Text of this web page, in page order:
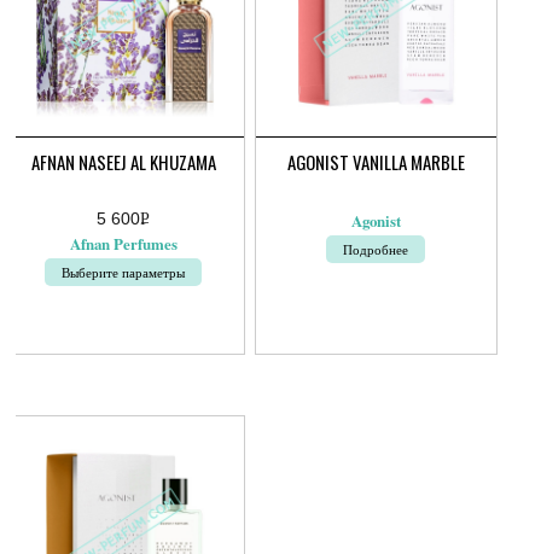
AFNAN NASEEJ AL KHUZAMA
5 600Р
УБ.
Afnan Perfumes
Выберите параметры
имеет
Опции
выбрать
AGONIST VANILLA MARBLE
Agonist
Подробнее